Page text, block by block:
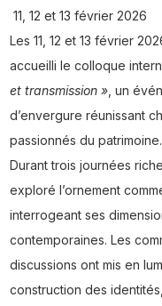
11, 12 et 13 février 2026
Les 11, 12 et 13 février
accueilli le colloque
et transmission », un
d’envergure réunissant
passionnés du patrimoine.
Durant trois journées
exploré l’ornement
interrogeant ses
contemporaines. Les
discussions ont mis en
construction des